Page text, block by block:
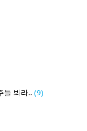
들 봐라.. (9)